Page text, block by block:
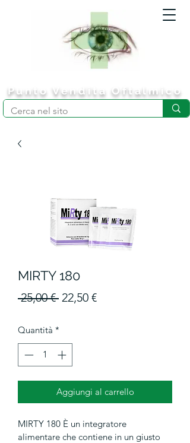
Punto Vendita Oftalmico
MIRTY 180
25,00 € Prezzo
22,50 €Prezzo
Quantità *
Aggiungi al carrello
MIRTY 180 È un integratore
alimentare che contiene in un giusto